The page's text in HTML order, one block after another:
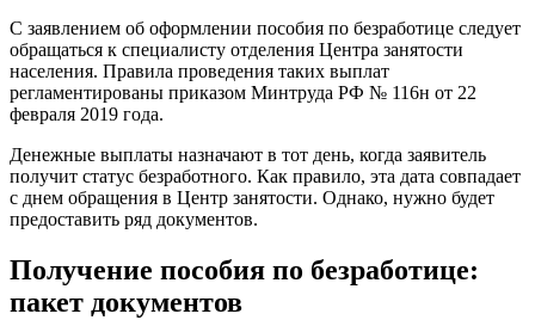
С заявлением об оформлении пособия по безработице следует
обращаться к специалисту отделения Центра занятости
населения. Правила проведения таких выплат
регламентированы приказом Минтруда РФ № 116н от 22
февраля 2019 года.
Денежные выплаты назначают в тот день, когда заявитель
получит статус безработного. Как правило, эта дата совпадает
с днем обращения в Центр занятости. Однако, нужно будет
предоставить ряд документов.
Получение пособия по безработице:
пакет документов